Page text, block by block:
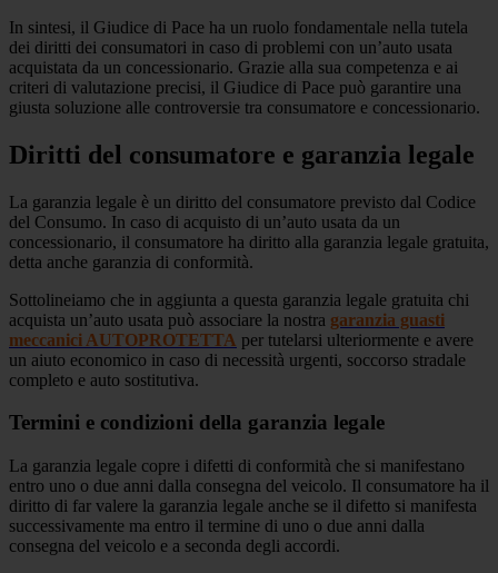
In sintesi, il Giudice di Pace ha un ruolo fondamentale nella tutela
dei diritti dei consumatori in caso di problemi con un’auto usata
acquistata da un concessionario. Grazie alla sua competenza e ai
criteri di valutazione precisi, il Giudice di Pace può garantire una
giusta soluzione alle controversie tra consumatore e concessionario.
Diritti del consumatore e garanzia legale
La garanzia legale è un diritto del consumatore previsto dal Codice
del Consumo. In caso di acquisto di un’auto usata da un
concessionario, il consumatore ha diritto alla garanzia legale gratuita,
detta anche garanzia di conformità.
Sottolineiamo che in aggiunta a questa garanzia legale gratuita chi
acquista un’auto usata può associare la nostra garanzia guasti
meccanici AUTOPROTETTA per tutelarsi ulteriormente e avere
un aiuto economico in caso di necessità urgenti, soccorso stradale
completo e auto sostitutiva.
Termini e condizioni della garanzia legale
La garanzia legale copre i difetti di conformità che si manifestano
entro uno o due anni dalla consegna del veicolo. Il consumatore ha il
diritto di far valere la garanzia legale anche se il difetto si manifesta
successivamente ma entro il termine di uno o due anni dalla
consegna del veicolo e a seconda degli accordi.